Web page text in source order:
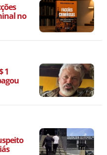
no
1